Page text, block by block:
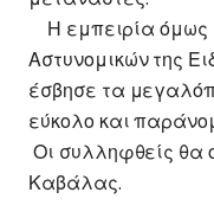
Η εμπειρία όμως
Αστυνομικών της
έσβησε τα
εύκολο και
Οι συλληφθείς θα
Καβάλας.